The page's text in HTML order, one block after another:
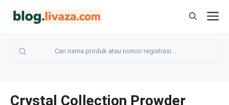
Crystal Collection Prowder